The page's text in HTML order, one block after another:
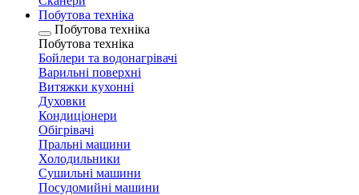
Побутова техніка
Побутова техніка
Побутова техніка
Бойлери та водонагрівачі
Варильні поверхні
Витяжки кухонні
Духовки
Кондиціонери
Обігрівачі
Пральні машини
Холодильники
Сушильні машини
Посудомийні машини